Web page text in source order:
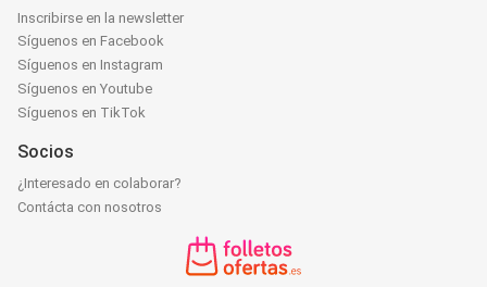
Inscribirse en la newsletter
Síguenos en Facebook
Síguenos en Instagram
Síguenos en Youtube
Síguenos en TikTok
Socios
¿Interesado en colaborar?
Contácta con nosotros